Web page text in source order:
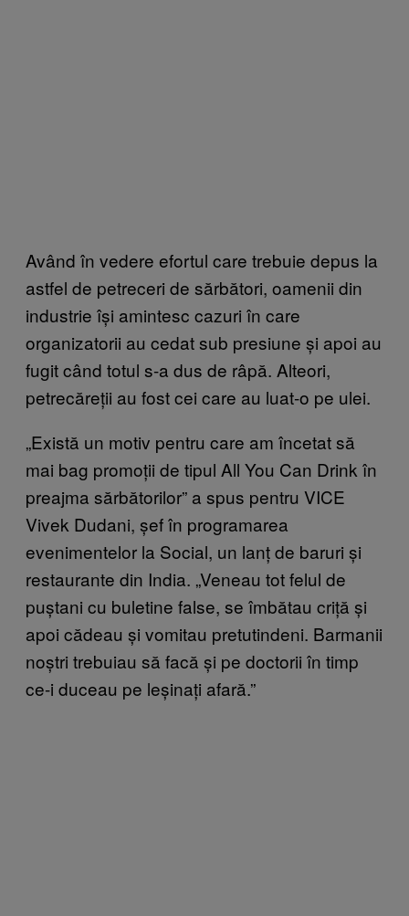
Având în vedere efortul care trebuie depus la
astfel de petreceri de sărbători, oamenii din
industrie își amintesc cazuri în care
organizatorii au cedat sub presiune și apoi au
fugit când totul s-a dus de râpă. Alteori,
petrecăreții au fost cei care au luat-o pe ulei.
„Există un motiv pentru care am încetat să
mai bag promoții de tipul All You Can Drink în
preajma sărbătorilor” a spus pentru VICE
Vivek Dudani, șef în programarea
evenimentelor la Social, un lanț de baruri și
restaurante din India. „Veneau tot felul de
puștani cu buletine false, se îmbătau criță și
apoi cădeau și vomitau pretutindeni. Barmanii
noștri trebuiau să facă și pe doctorii în timp
ce-i duceau pe leșinați afară.”